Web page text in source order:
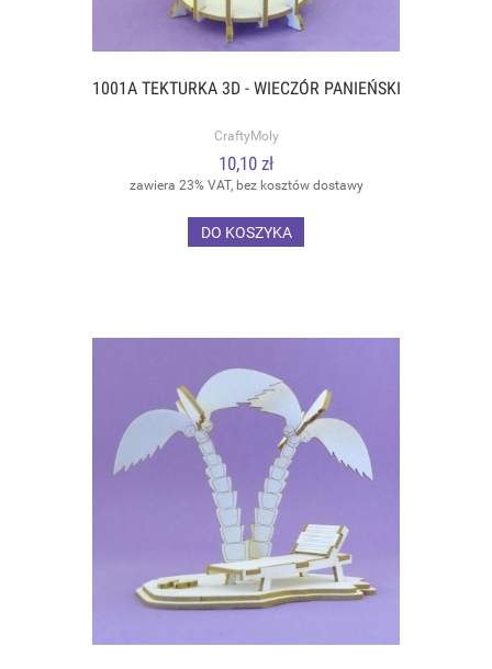
1001A TEKTURKA 3D - WIECZÓR PANIEŃSKI
CraftyMoly
10,10 zł
zawiera 23% VAT, bez kosztów dostawy
DO KOSZYKA